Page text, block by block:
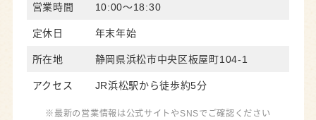
営業時間 10:00〜18:30
定休日 年末年始
所在地 静岡県浜松市中央区板屋町104-1
アクセス JR浜松駅から徒歩約5分
※最新の営業情報は公式サイトやSNSでご確認ください